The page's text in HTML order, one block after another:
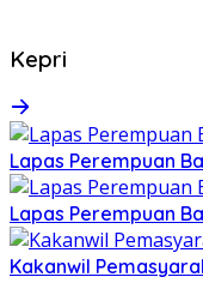
Kepri
Lapas Perempuan
Lapas Perempuan
Kakanwil